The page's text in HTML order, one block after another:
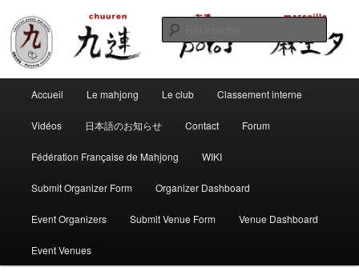
contenu
principalChuuren potos Marseille – Mahjong
convivial
principal
Accueil Le mahjong Le club Classement interne
Vidéos 日本語のお知らせ Contact Forum
Fédération Française de Mahjong WIKI
Submit Organizer Form Organizer Dashboard
Event Organizers Submit Venue Form Venue Dashboard
Event Venues